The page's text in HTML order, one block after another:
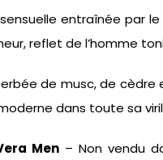
entraînée par
reflet de l’homme
de musc, de
dans toute sa
Men – Non vendu